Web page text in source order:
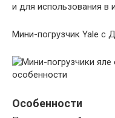
и для использования в
Мини-погрузчик Yale с
Особенности